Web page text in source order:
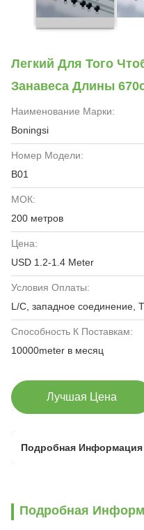
Легкий Для Того
Занавеса Длины
Наименование Марки:
Boningsi
Номер Модели:
В01
МОК:
200 метров
Цена:
USD 1.2-1.4 Meter
Условия Оплаты:
L/C, западное соединение,
Способность К Поставкам:
10000meter в месяц
Лучшая Цена
Подробная Информация
Подробная